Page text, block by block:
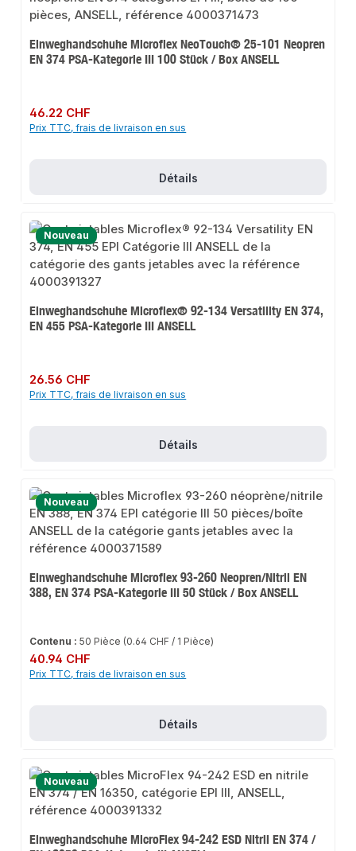
Einweghandschuhe Microflex NeoTouch® 25-101 Neopren
EN 374 PSA-Kategorie III 100 Stück / Box ANSELL
Prix régulier :
46.22 CHF
Prix TTC, frais de livraison en sus
Détails
Nouveau
Einweghandschuhe Microflex® 92-134 Versatility EN 374,
EN 455 PSA-Kategorie III ANSELL
Prix régulier :
26.56 CHF
Prix TTC, frais de livraison en sus
Détails
Nouveau
Einweghandschuhe Microflex 93-260 Neopren/Nitril EN
388, EN 374 PSA-Kategorie III 50 Stück / Box ANSELL
Contenu :50 Pièce (0.64 CHF / 1 Pièce)
Prix régulier :
40.94 CHF
Prix TTC, frais de livraison en sus
Détails
Nouveau
Einweghandschuhe MicroFlex 94-242 ESD Nitril EN 374 /